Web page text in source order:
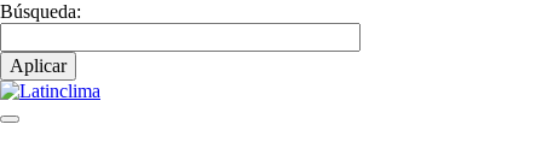
Búsqueda: